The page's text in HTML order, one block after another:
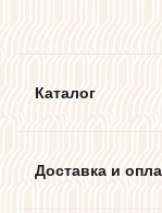
Каталог
Доставка и